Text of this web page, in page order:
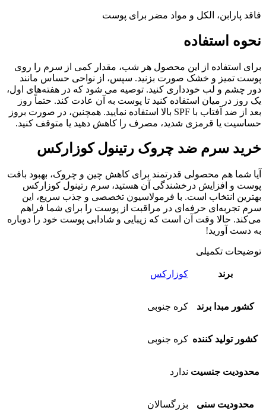
فاقد پارابن، الکل و مواد مضر برای پوست
نحوه استفاده
برای استفاده از این محصول هر شب، مقدار کمی از سرم را روی
پوست تمیز و خشک صورت بزنید. سپس، از نواحی حساس مانند
دور چشم و لب خودداری کنید. توصیه می شود که در هفته‌های اول،
یک روز در میان استفاده کنید تا پوست به آن عادت کند. حتماً روز
بعد از ضد آفتاب با SPF بالا استفاده نمایید. همچنین، در صورت بروز
حساسیت یا قرمزی شدید، مصرف را کاهش دهید یا متوقف کنید.
خرید سرم ضد چروک رتینول کوزارکس
آیا شما هم محصولی قدرتمند برای کاهش چین و چروک، بهبود بافت
پوست و افزایش درخشندگی آن هستید، سرم رتینول کوزارکس
بهترین انتخاب است. با فرمولاسیون تخصصی و جذب سریع، این
سرم تجربه‌ای حرفه‌ای در مراقبت از پوست را برای شما فراهم
می‌کند. حالا وقت آن است که زیبایی و شادابی پوست خود را دوباره
به دست آورید!
توضیحات تکمیلی
برند کوزارکس
کشور مبدا برند کره جنوبی
کشور تولید کننده کره جنوبی
محدودیت جنسیت ندارد
محدودیت سنی بزرگسالان